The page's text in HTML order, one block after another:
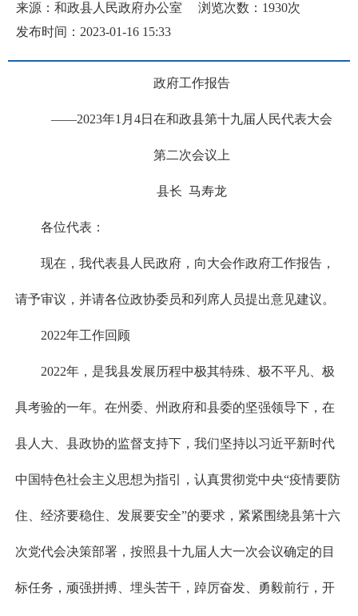
来源：和政县人民政府办公室 浏览次数： 1930次
发布时间：2023-01-16 15:33
政府工作报告
——2023年1月4日在和政县第十九届人民代表大会
第二次会议上
县长 马寿龙
各位代表：
现在，我代表县人民政府，向大会作政府工作报告，
请予审议，并请各位政协委员和列席人员提出意见建议。
2022年工作回顾
2022年，是我县发展历程中极其特殊、极不平凡、极
具考验的一年。在州委、州政府和县委的坚强领导下，在
县人大、县政协的监督支持下，我们坚持以习近平新时代
中国特色社会主义思想为指引，认真贯彻党中央“疫情要防
住、经济要稳住、发展要安全”的要求，紧紧围绕县第十六
次党代会决策部署，按照县十九届人大一次会议确定的目
标任务，顽强拼搏、埋头苦干，踔厉奋发、勇毅前行，开